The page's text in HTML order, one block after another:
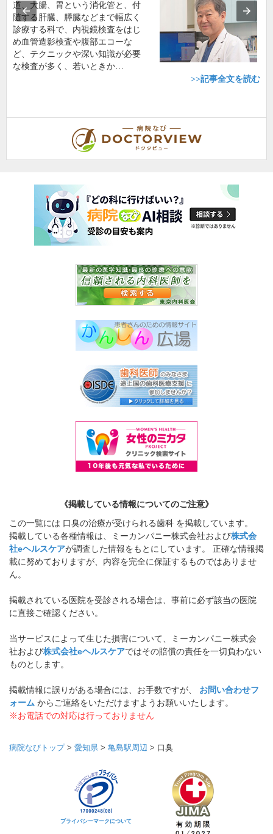
道、大腸、胃という消化管と、付
随する肝臓、膵臓などまで幅広く
診療する科で、内視鏡検査をはじ
め血管造影検査や腹部エコーな
ど、テクニックや深い知識が必要
な検査が多く、若いときか…
>>記事全文を読む
《掲載している情報についてのご注意》
この一覧には 口臭の治療が受けられる歯科 を掲載しています。
掲載している各種情報は、ミーカンパニー株式会社および株式会
社eヘルスケアが調査した情報をもとにしています。 正確な情報掲
載に努めておりますが、内容を完全に保証するものではありませ
ん。
掲載されている医院を受診される場合は、事前に必ず該当の医院
に直接ご確認ください。
当サービスによって生じた損害について、ミーカンパニー株式会
社および株式会社eヘルスケアではその賠償の責任を一切負わない
ものとします。
掲載情報に誤りがある場合には、お手数ですが、 お問い合わせフ
ォーム からご連絡をいただけますようお願いいたします。
※お電話での対応は行っておりません
病院なびトップ> 愛知県 > 亀島駅周辺 > 口臭
プライバシーマークについて